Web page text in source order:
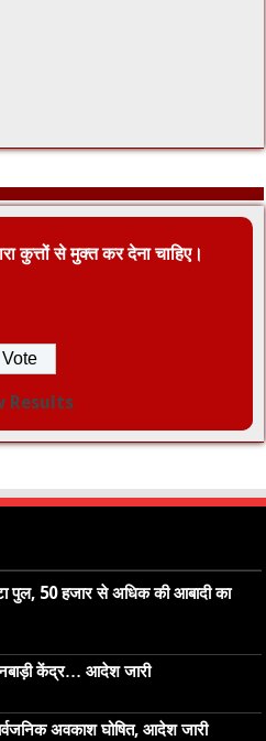
कुत्तों से मुक्त कर देना चाहिए।
Results
पुल, 50 हजार से अधिक की आबादी का
केंद्र… आदेश जारी
अवकाश घोषित, आदेश जारी